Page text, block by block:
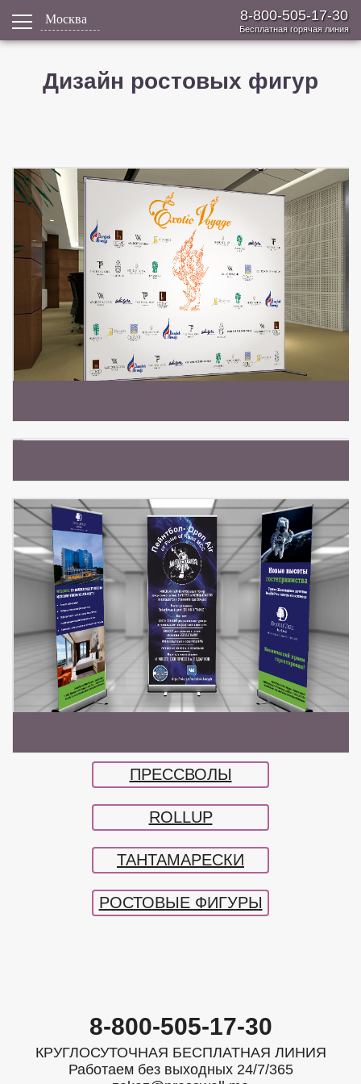
Москва 8-800-505-17-30
Бесплатная горячая линия
Дизайн ростовых фигур
ПРЕССВОЛЫ
ROLLUP
ТАНТАМАРЕСКИ
РОСТОВЫЕ ФИГУРЫ
8-800-505-17-30
КРУГЛОСУТОЧНАЯ БЕСПЛАТНАЯ ЛИНИЯ
Работаем без выходных 24/7/365